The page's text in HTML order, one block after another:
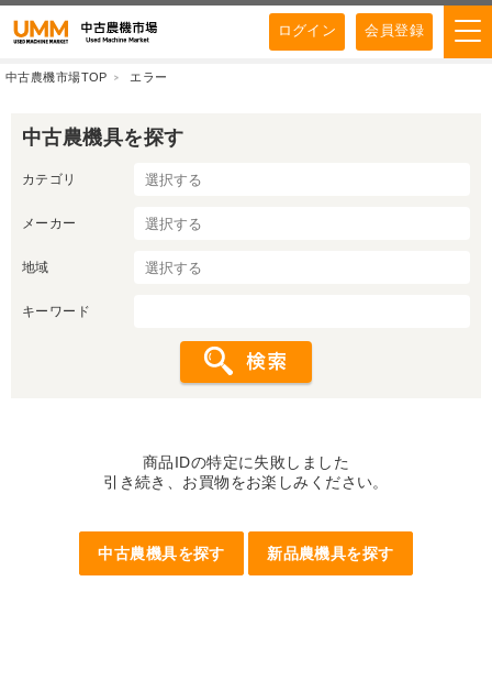
ログイン 会員登録
中古農機市場TOP エラー
中古農機具を探す
カテゴリ
メーカー
地域
キーワード
商品IDの特定に失敗しました
引き続き、お買物をお楽しみください。
中古農機具を探す 新品農機具を探す